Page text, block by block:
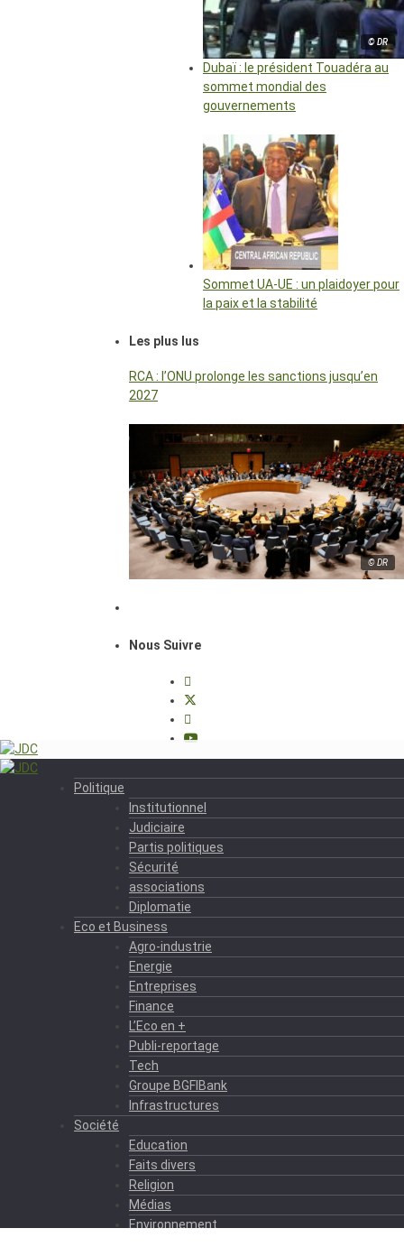
© DR
Dubaï : le président Touadéra au
sommet mondial des
gouvernements
Sommet UA-UE : un plaidoyer pour
la paix et la stabilité
Les plus lus
RCA : l’ONU prolonge les sanctions jusqu’en
2027
© DR
Nous Suivre
Politique
Institutionnel
Judiciaire
Partis politiques
Sécurité
associations
Diplomatie
Eco et Business
Agro-industrie
Energie
Entreprises
Finance
L’Eco en +
Publi-reportage
Tech
Groupe BGFIBank
Infrastructures
Société
Education
Faits divers
Religion
Médias
Environnement